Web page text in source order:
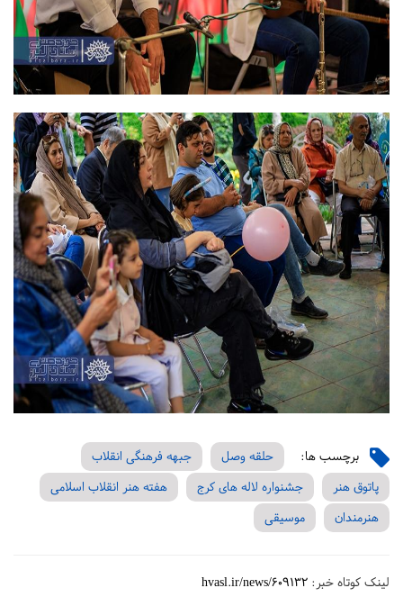
برچسب ها: حلقه وصل
جبهه فرهنگی انقلاب
پاتوق هنر
جشنواره لاله های کرج
هفته هنر انقلاب اسلامی
هنرمندان
موسیقی
لینک کوتاه خبر: hvasl.ir/news/609132